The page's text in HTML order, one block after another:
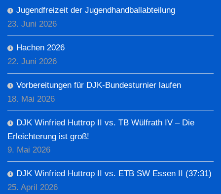
Jugendfreizeit der Jugendhandballabteilung
23. Juni 2026
Hachen 2026
22. Juni 2026
Vorbereitungen für DJK-Bundesturnier laufen
18. Mai 2026
DJK Winfried Huttrop II vs. TB Wülfrath IV – Die
Erleichterung ist groß!
9. Mai 2026
DJK Winfried Huttrop II vs. ETB SW Essen II (37:31)
25. April 2026